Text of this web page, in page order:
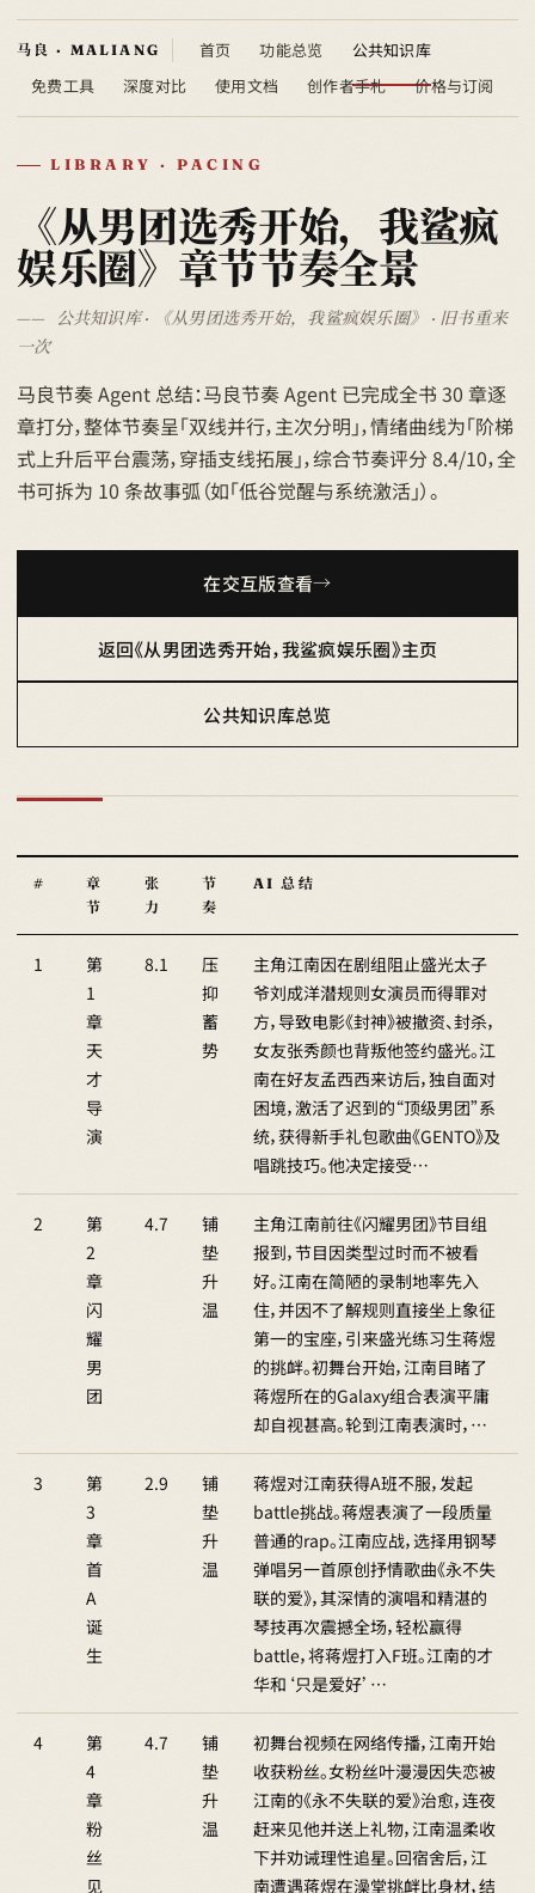
首页 功能总览
公共知识库
免费工具
深度对比 使用文档 创作者手札 价格与订阅
LIBRARY · PACING
《从男团选秀开始，我鲨疯
娱乐圈》章节节奏全景
公共知识库 · 《从男团选秀开始，我鲨疯娱乐圈》 · 旧书重来
一次
马良节奏 Agent 总结：马良节奏 Agent 已完成全书 30 章逐
章打分，整体节奏呈「双线并行，主次分明」，情绪曲线为「阶梯
式上升后平台震荡，穿插支线拓展」，综合节奏评分 8.4/10，全
书可拆为 10 条故事弧（如「低谷觉醒与系统激活」）。
在交互版查看
返回《从男团选秀开始，我鲨疯娱乐圈》主页
公共知识库总览
#
章
节
张
力
节
奏
AI 总结
1
第
1
章
天
才
导
演
8.1
压
抑
蓄
势
主角江南因在剧组阻止盛光太子
爷刘成洋潜规则女演员而得罪对
方，导致电影《封神》被撤资、封杀，
女友张秀颜也背叛他签约盛光。江
南在好友孟西西来访后，独自面对
困境，激活了迟到的“顶级男团”系
统，获得新手礼包歌曲《GENTO》及
唱跳技巧。他决定接受…
2
第
2
章
闪
耀
男
团
4.7
铺
垫
升
温
主角江南前往《闪耀男团》节目组
报到，节目因类型过时而不被看
好。江南在简陋的录制地率先入
住，并因不了解规则直接坐上象征
第一的宝座，引来盛光练习生蒋煜
的挑衅。初舞台开始，江南目睹了
蒋煜所在的Galaxy组合表演平庸
却自视甚高。轮到江南表演时，…
3
第
3
章
首
A
诞
生
2.9
铺
垫
升
温
蒋煜对江南获得A班不服，发起
battle挑战。蒋煜表演了一段质量
普通的rap。江南应战，选择用钢琴
弹唱另一首原创抒情歌曲《永不失
联的爱》，其深情的演唱和精湛的
琴技再次震撼全场，轻松赢得
battle，将蒋煜打入F班。江南的才
华和‘只是爱好’…
4
第
4
章
粉
丝
见
4.7
铺
垫
升
温
初舞台视频在网络传播，江南开始
收获粉丝。女粉丝叶漫漫因失恋被
江南的《永不失联的爱》治愈，连夜
赶来见他并送上礼物，江南温柔收
下并劝诫理性追星。回宿舍后，江
南遭遇蒋煜在澡堂挑衅比身材，结